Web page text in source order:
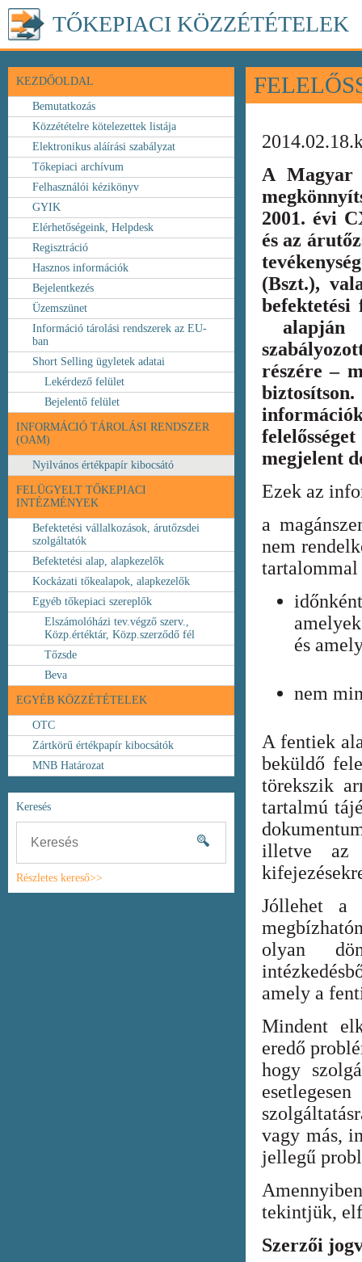
TŐKEPIACI KÖZZÉTÉTELEK
KEZDŐOLDAL
Bemutatkozás
Közzétételre kötelezettek listája
Elektronikus aláírási szabályzat
Tőkepiaci archívum
Felhasználói kézikönyv
GYIK
Elérhetőségeink, Helpdesk
Regisztráció
Hasznos információk
Bejelentkezés
Üzemszünet
Információ tárolási rendszerek az EU-
ban
Short Selling ügyletek adatai
Lekérdező felület
Bejelentő felület
INFORMÁCIÓ TÁROLÁSI RENDSZER
(OAM)
Nyilvános értékpapír kibocsátó
FELÜGYELT TŐKEPIACI
INTÉZMÉNYEK
Befektetési vállalkozások, árutőzsdei
szolgáltatók
Befektetési alap, alapkezelők
Kockázati tőkealapok, alapkezelők
Egyéb tőkepiaci szereplők
Elszámolóházi tev.végző szerv.,
Közp.értéktár, Közp.szerződő fél
Tőzsde
Beva
EGYÉB KÖZZÉTÉTELEK
OTC
Zártkörű értékpapír kibocsátók
MNB Határozat
Keresés
Részletes kereső>>
A Magyar
2001. évi
és az
(Bszt.),
alapján
részére –
megjelent
Ezek az
a
nem
és
nem
A fentiek
beküldő
törekszik
tartalmú
illetve az
Jóllehet a
olyan
amely a
Mindent
eredő
hogy
vagy más,
jellegű
tekintjük,
Szerzői